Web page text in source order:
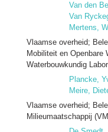
Van den
Van
Mertens,
Vlaamse overheid;
Mobiliteit en Openbare
Waterbouwkundig
Plancke,
Meire,
Vlaamse overheid;
Milieumaatschappij